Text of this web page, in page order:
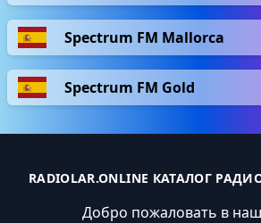
Spectrum FM Mallorca
Spectrum FM Gold
RADIOLAR.ONLINE КАТАЛОГ
Добро пожаловать в наш